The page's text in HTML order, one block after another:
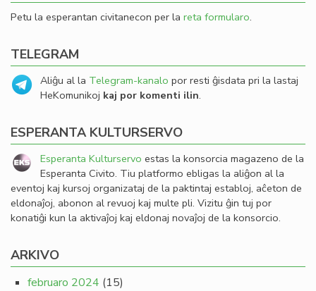
Petu la esperantan civitanecon per la reta formularo.
TELEGRAM
Aliĝu al la Telegram-kanalo por resti ĝisdata pri la lastaj
HeKomunikoj kaj por komenti ilin.
ESPERANTA KULTURSERVO
Esperanta Kulturservo estas la konsorcia magazeno de la
Esperanta Civito. Tiu platformo ebligas la aliĝon al la
eventoj kaj kursoj organizataj de la paktintaj establoj, aĉeton de
eldonaĵoj, abonon al revuoj kaj multe pli. Vizitu ĝin tuj por
konatiĝi kun la aktivaĵoj kaj eldonaj novaĵoj de la konsorcio.
ARKIVO
februaro 2024 (15)